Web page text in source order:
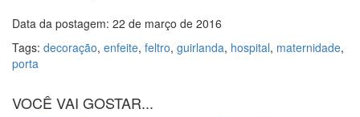
Data da postagem: 22 de março de 2016
Tags: decoração, enfeite, feltro, guirlanda, hospital, maternidade,
porta
VOCÊ VAI GOSTAR...